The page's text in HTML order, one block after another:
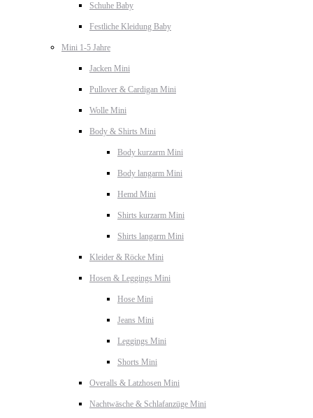
Schuhe Baby
Festliche Kleidung Baby
Mini 1-5 Jahre
Jacken Mini
Pullover & Cardigan Mini
Wolle Mini
Body & Shirts Mini
Body kurzarm Mini
Body langarm Mini
Hemd Mini
Shirts kurzarm Mini
Shirts langarm Mini
Kleider & Röcke Mini
Hosen & Leggings Mini
Hose Mini
Jeans Mini
Leggings Mini
Shorts Mini
Overalls & Latzhosen Mini
Nachtwäsche & Schlafanzüge Mini